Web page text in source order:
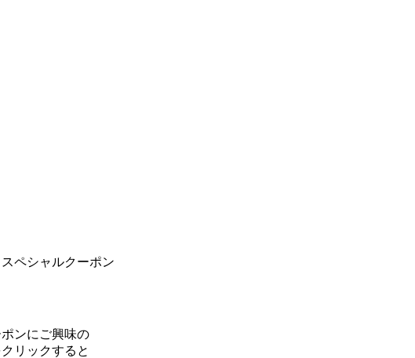
ペシャルクーポン
ンにご興味の
リックすると